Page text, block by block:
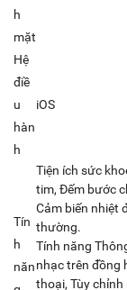
h
mặt
Hệ
điề
u
hàn
h
iOS
Tín
h
năn
Tiện ích sức
tim, Đếm bước
Cảm biến nhiệt
thường.
Tính năng
nhạc trên đồng
thoại, Tùy